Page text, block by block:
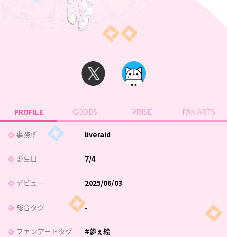
PROFILE GOODS PRISE FAN ARTS
事務所 liveraid
誕生日 7/4
デビュー 2025/06/03
総合タグ -
ファンアートタグ #夢ぇ絵